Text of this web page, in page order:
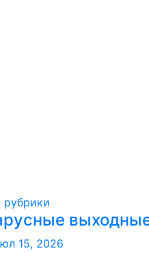
рубрики
15, 2026